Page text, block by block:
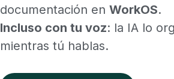
documentación en WorkOS.
Incluso con tu voz: la IA lo
mientras tú hablas.